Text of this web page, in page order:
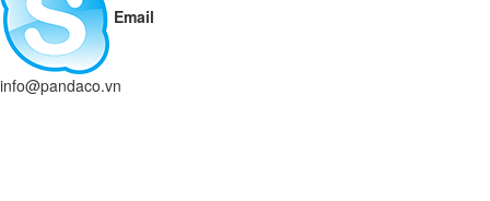
Email
info@pandaco.vn